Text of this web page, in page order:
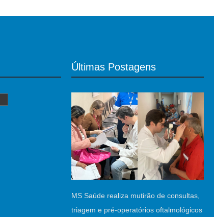
Últimas Postagens
MS Saúde realiza mutirão de consultas,
triagem e pré-operatórios oftalmológicos